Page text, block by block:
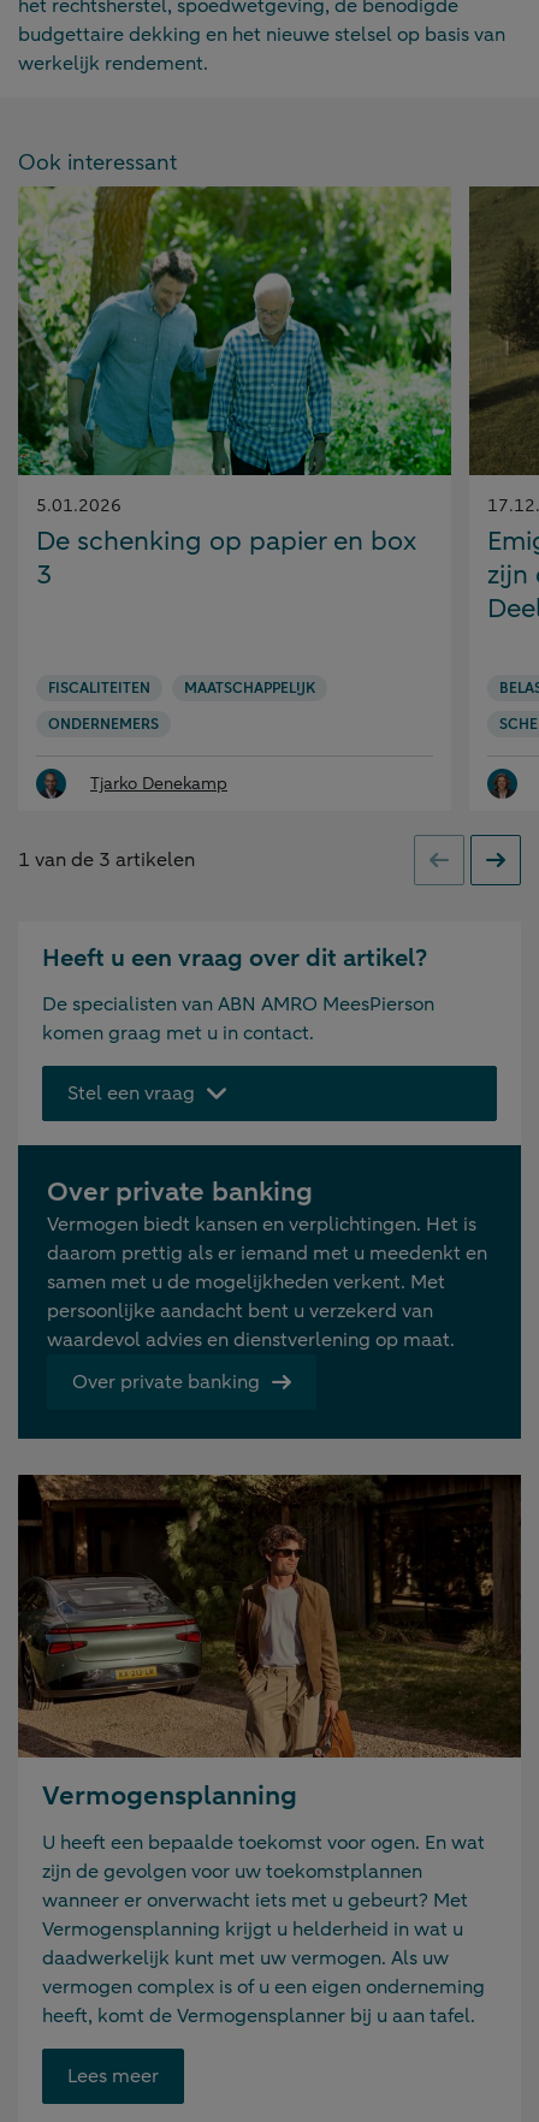
het rechtsherstel, spoedwetgeving, de benodigde
budgettaire dekking en het nieuwe stelsel op basis van
werkelijk rendement.
Ook interessant
Gepubliceerd
op:
5.01.2026
De schenking op papier en box
3
FISCALITEITEN
MAATSCHAPPELIJK
ONDERNEMERS
Tjarko Denekamp
op:
zijn
1 van de 3 artikelen Vorige
Heeft u een vraag over dit artikel?
De specialisten van ABN AMRO MeesPierson
komen graag met u in contact.
Stel een vraag
Over private banking
Vermogen biedt kansen en verplichtingen. Het is
daarom prettig als er iemand met u meedenkt en
samen met u de mogelijkheden verkent. Met
persoonlijke aandacht bent u verzekerd van
waardevol advies en dienstverlening op maat.
Over private banking
Vermogensplanning
U heeft een bepaalde toekomst voor ogen. En wat
zijn de gevolgen voor uw toekomstplannen
wanneer er onverwacht iets met u gebeurt? Met
Vermogensplanning krijgt u helderheid in wat u
daadwerkelijk kunt met uw vermogen. Als uw
vermogen complex is of u een eigen onderneming
heeft, komt de Vermogensplanner bij u aan tafel.
Lees meerOpent
link